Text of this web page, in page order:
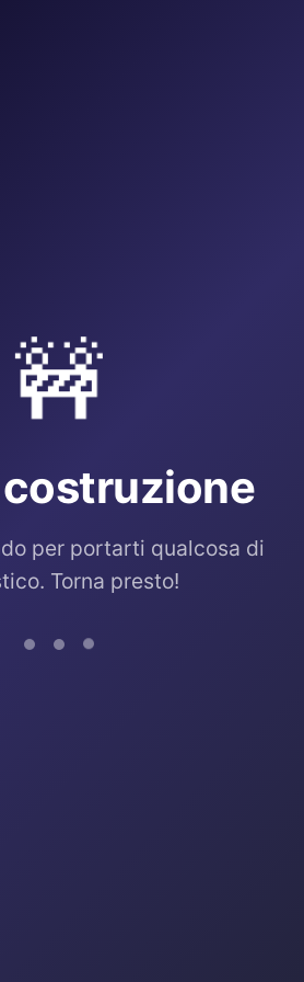
🚧
per portarti qualcosa di
Torna presto!